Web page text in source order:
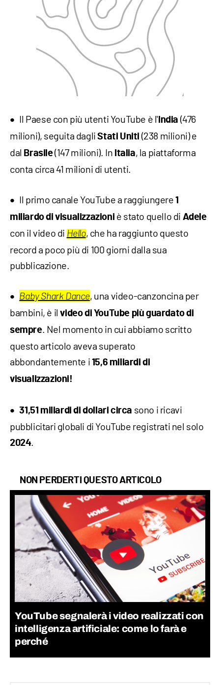
Il Paese con più utenti YouTube è l' India (476
milioni), seguita dagliStati Uniti (238 milioni) e
dal Brasile(147 milioni). In Italia, la piattaforma
conta circa 41 milioni di utenti.
Il primo canale YouTube a raggiungere1
miliardo di visualizzazioni è stato quello di Adele
con il video di Hello, che ha raggiunto questo
record a poco più di 100 giorni dalla sua
pubblicazione.
Baby Shark Dance, una video-canzoncina per
bambini, è ilvideo di YouTube più guardato di
sempre. Nel momento in cui abbiamo scritto
questo articolo aveva superato
abbondantemente i 15,6 miliardi di
visualizzazioni!
31,51 miliardi di dollari circa sono i ricavi
pubblicitari globali di YouTube registrati nel solo
2024.
NON PERDERTI QUESTO ARTICOLO
YouTube segnalerà i video realizzati con
intelligenza artificiale: come lo farà e
perché